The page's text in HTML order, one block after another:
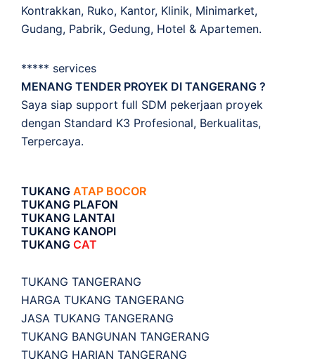
Kontrakkan, Ruko, Kantor, Klinik, Minimarket,
Gudang, Pabrik, Gedung, Hotel & Apartemen.
***** services
MENANG TENDER PROYEK DI TANGERANG ?
Saya siap support full SDM pekerjaan proyek
dengan Standard K3 Profesional, Berkualitas,
Terpercaya.
TUKANG ATAP BOCOR
TUKANG PLAFON
TUKANG LANTAI
TUKANG KANOPI
TUKANG CAT
TUKANG TANGERANG
HARGA TUKANG TANGERANG
JASA TUKANG TANGERANG
TUKANG BANGUNAN TANGERANG
TUKANG HARIAN TANGERANG